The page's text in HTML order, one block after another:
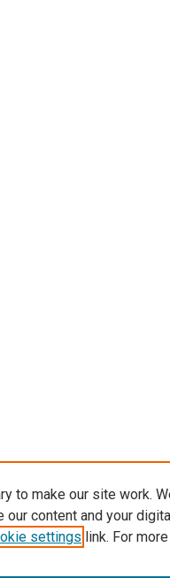
to make our site work.
content and your
settings link. For